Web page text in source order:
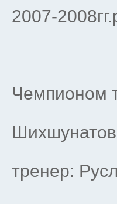
2007-
Чемпионом
тренер: